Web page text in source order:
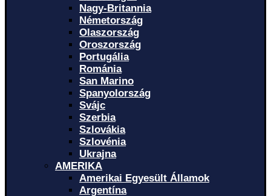
Nagy-Britannia
Németország
Olaszország
Oroszország
Portugália
Románia
San Marino
Spanyolország
Svájc
Szerbia
Szlovákia
Szlovénia
Ukrajna
AMERIKA
Amerikai Egyesült Államok
Argentína